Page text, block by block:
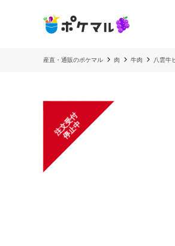
産直・通販のポケマル 肉 牛肉 八雲牛
注
文
受
付
停
止
中